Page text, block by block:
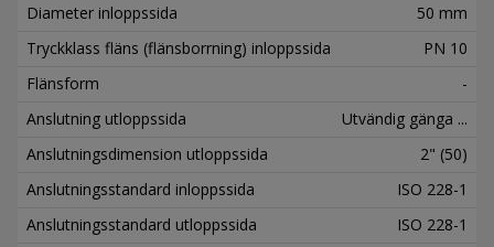
Diameter inloppssida
50 mm
Tryckklass fläns (flänsborrning) inloppssida
PN 10
Flänsform
-
Anslutning utloppssida
Utvändig gänga ...
Anslutningsdimension utloppssida
2" (50)
Anslutningsstandard inloppssida
ISO 228-1
Anslutningsstandard utloppssida
ISO 228-1